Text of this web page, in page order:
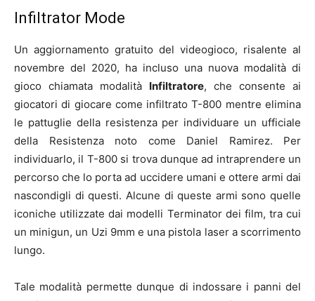
Infiltrator Mode
Un aggiornamento gratuito del videogioco, risalente al
novembre del 2020, ha incluso una nuova modalità di
gioco chiamata modalità Infiltratore, che consente ai
giocatori di giocare come infiltrato T-800 mentre elimina
le pattuglie della resistenza per individuare un ufficiale
della Resistenza noto come Daniel Ramirez. Per
individuarlo, il T-800 si trova dunque ad intraprendere un
percorso che lo porta ad uccidere umani e ottere armi dai
nascondigli di questi. Alcune di queste armi sono quelle
iconiche utilizzate dai modelli Terminator dei film, tra cui
un minigun, un Uzi 9mm e una pistola laser a scorrimento
lungo.
Tale modalità permette dunque di indossare i panni del